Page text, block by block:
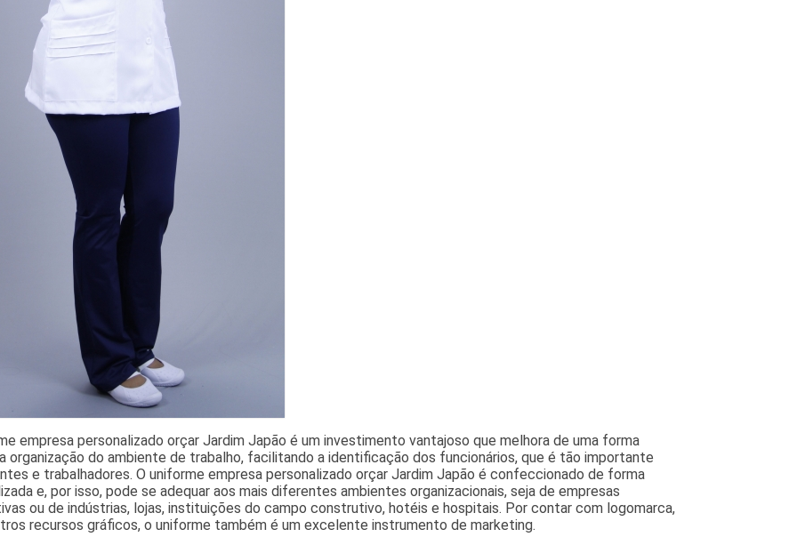
empresa personalizado orçar Jardim Japão é um investimento vantajoso que melhora de uma forma
organização do ambiente de trabalho, facilitando a identificação dos funcionários, que é tão importante
e trabalhadores. O uniforme empresa personalizado orçar Jardim Japão é confeccionado de forma
e, por isso, pode se adequar aos mais diferentes ambientes organizacionais, seja de empresas
ou de indústrias, lojas, instituições do campo construtivo, hotéis e hospitais. Por contar com logomarca,
recursos gráficos, o uniforme também é um excelente instrumento de marketing.